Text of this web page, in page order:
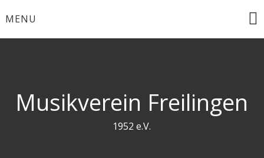
toMENU
Musikverein Freilingen
1952 e.V.